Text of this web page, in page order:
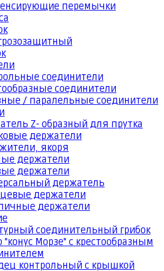
перемычки
соединители
соединители
/ паралельные соединители
Z- образный для прутка
держатели
якоря
держатели
держатели
держатель
держатели
держатели
соединительный грибок
"конус Морзе" с крестообразным
контрольный с крышкой